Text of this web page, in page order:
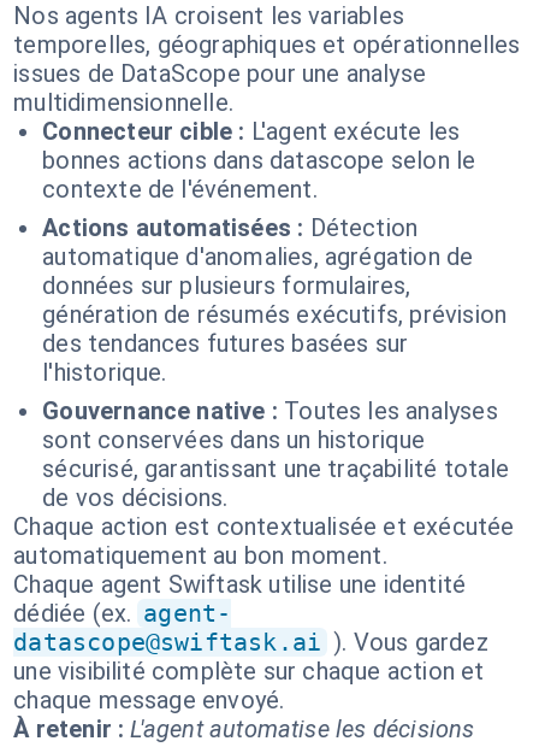
Nos agents IA croisent les variables
temporelles, géographiques et opérationnelles
issues de DataScope pour une analyse
multidimensionnelle.
Connecteur cible : L'agent exécute les
bonnes actions dans datascope selon le
contexte de l'événement.
Actions automatisées : Détection
automatique d'anomalies, agrégation de
données sur plusieurs formulaires,
génération de résumés exécutifs, prévision
des tendances futures basées sur
l'historique.
Gouvernance native : Toutes les analyses
sont conservées dans un historique
sécurisé, garantissant une traçabilité totale
de vos décisions.
Chaque action est contextualisée et exécutée
automatiquement au bon moment.
Chaque agent Swiftask utilise une identité
dédiée (ex. agent-
datascope@swiftask.ai ). Vous gardez
une visibilité complète sur chaque action et
chaque message envoyé.
À retenir : L'agent automatise les décisions